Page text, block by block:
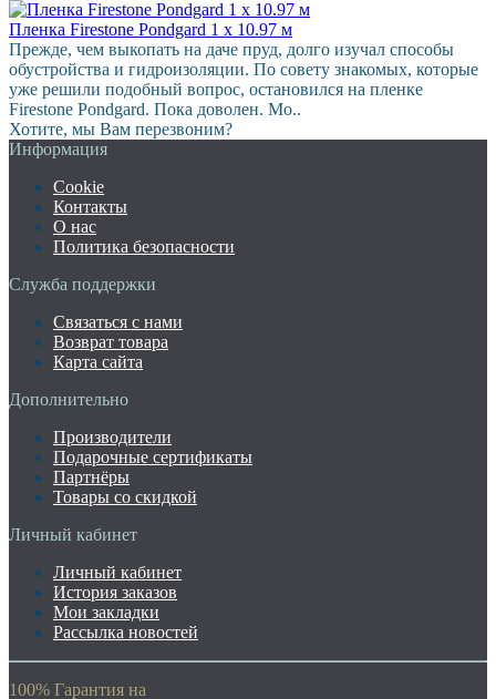
Пленка Firestone Pondgard 1 х 10.97 м
Прежде, чем выкопать на даче пруд, долго изучал способы
обустройства и гидроизоляции. По совету знакомых, которые
уже решили подобный вопрос, остановился на пленке
Firestone Pondgard. Пока доволен. Мо..
Хотите, мы Вам перезвоним?
Информация
Cookie
Контакты
О нас
Политика безопасности
Служба поддержки
Связаться с нами
Возврат товара
Карта сайта
Дополнительно
Производители
Подарочные сертификаты
Партнёры
Товары со скидкой
Личный кабинет
Личный кабинет
История заказов
Мои закладки
Рассылка новостей
100% Гарантия на